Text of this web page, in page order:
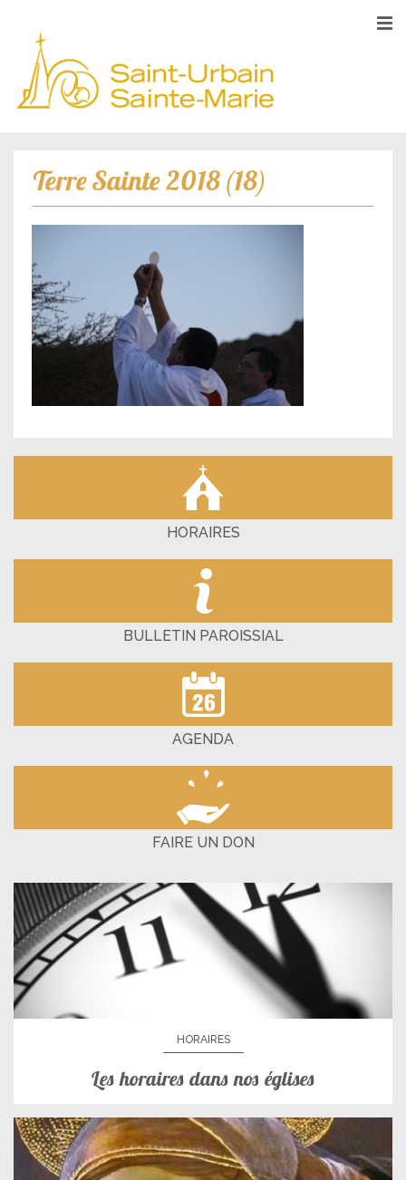
Terre Sainte 2018 (18)
HORAIRES
BULLETIN PAROISSIAL
AGENDA
FAIRE UN DON
HORAIRES
Les horaires dans nos églises